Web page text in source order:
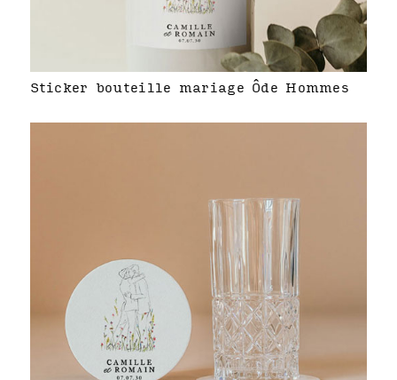
Sticker bouteille mariage Ôde Hommes